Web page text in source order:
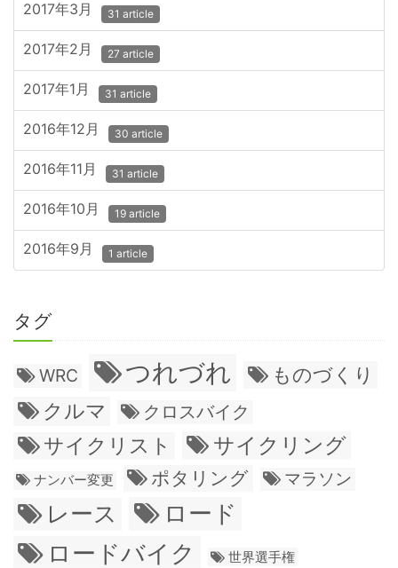
2017年3月 31 article
2017年2月 27 article
2017年1月 31 article
2016年12月 30 article
2016年11月 31 article
2016年10月 19 article
2016年9月 1 article
タグ
WRC つれづれ ものづくり
クルマ クロスバイク
サイクリスト サイクリング
ナンバー変更 ポタリング マラソン
レース
ロード
ロードバイク
世界選手権